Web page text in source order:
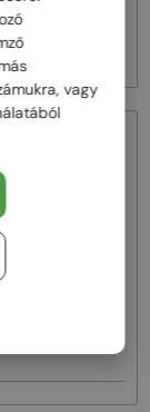
- 51
vagy